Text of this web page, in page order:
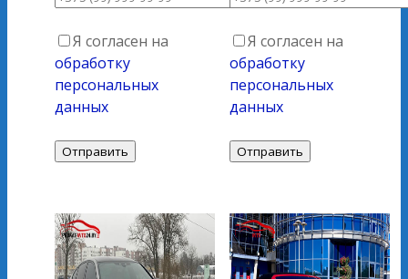
Я согласен на
обработку
персональных
данных
Я согласен на
обработку
персональных
данных